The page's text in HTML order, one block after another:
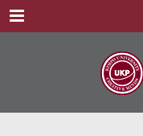
Menu